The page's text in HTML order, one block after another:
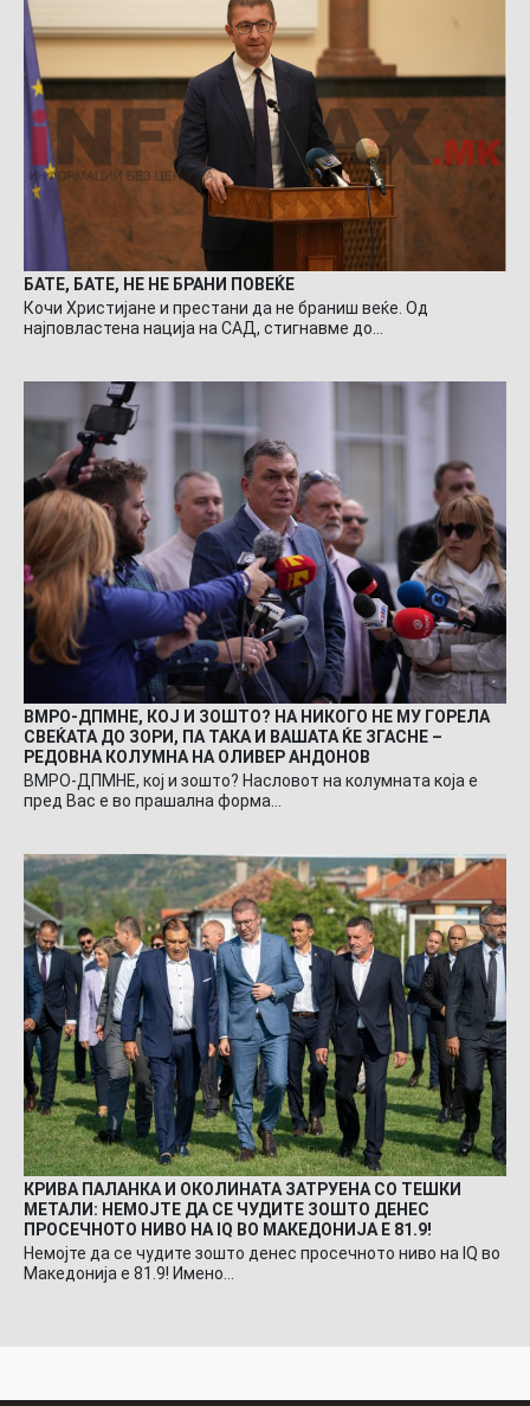
БАТЕ, БАТЕ, НЕ НЕ БРАНИ ПОВЕЌЕ
Кочи Христијане и престани да не браниш веќе. Од
најповластена нација на САД, стигнавме до…
ВМРО-ДПМНЕ, КОЈ И ЗОШТО? НА НИКОГО НЕ МУ ГОРЕЛА
СВЕЌАТА ДО ЗОРИ, ПА ТАКА И ВАШАТА ЌЕ ЗГАСНЕ –
РЕДОВНА КОЛУМНА НА ОЛИВЕР АНДОНОВ
ВМРО-ДПМНЕ, кој и зошто? Насловот на колумната која е
пред Вас е во прашална форма…
КРИВА ПАЛАНКА И ОКОЛИНАТА ЗАТРУЕНА СО ТЕШКИ
МЕТАЛИ: НЕМОЈТЕ ДА СЕ ЧУДИТЕ ЗОШТО ДЕНЕС
ПРОСЕЧНОТО НИВО НА IQ ВО МАКЕДОНИЈА Е 81.9!
Немојте да се чудите зошто денес просечното ниво на IQ во
Македонија е 81.9! Имено…